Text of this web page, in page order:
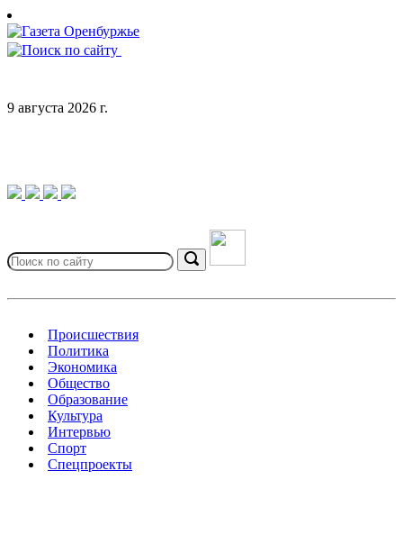
Skip
to
content
9 августа 2026 г.
for:
Search
Происшествия
Политика
Экономика
Общество
Образование
Культура
Интервью
Спорт
Спецпроекты